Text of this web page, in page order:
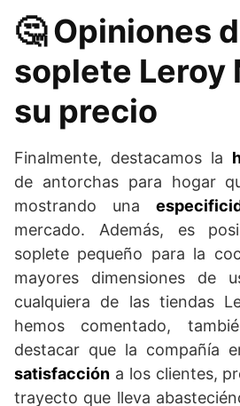
🤔 Opiniones
soplete Leroy
su precio
Finalmente, destacamos la
de antorchas para hogar
mostrando una
mercado. Además, es
soplete pequeño para la
mayores dimensiones de
cualquiera de las tiendas
hemos comentado,
destacar que la compañía
satisfacción a los clientes,
trayecto que lleva